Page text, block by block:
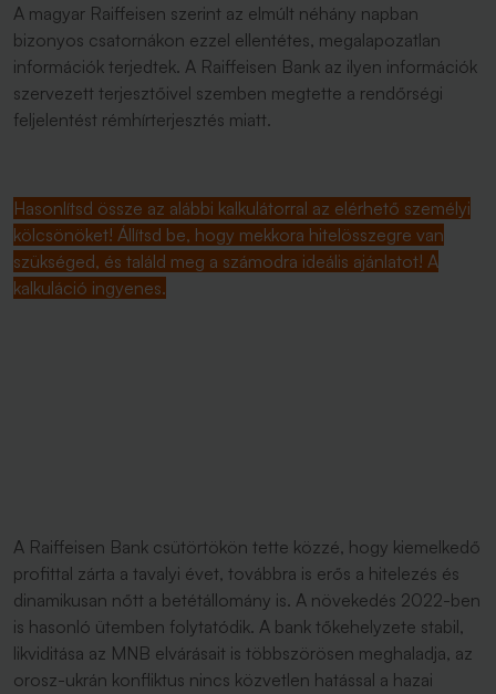
A magyar Raiffeisen szerint az elmúlt néhány napban
bizonyos csatornákon ezzel ellentétes, megalapozatlan
információk terjedtek. A Raiffeisen Bank az ilyen információk
szervezett terjesztőivel szemben megtette a rendőrségi
feljelentést rémhírterjesztés miatt.
Hasonlítsd össze az alábbi kalkulátorral az elérhető személyi
kölcsönöket! Állítsd be, hogy mekkora hitelösszegre van
szükséged, és találd meg a számodra ideális ajánlatot! A
kalkuláció ingyenes.
A Raiffeisen Bank csütörtökön tette közzé, hogy kiemelkedő
profittal zárta a tavalyi évet, továbbra is erős a hitelezés és
dinamikusan nőtt a betétállomány is. A növekedés 2022-ben
is hasonló ütemben folytatódik. A bank tőkehelyzete stabil,
likviditása az MNB elvárásait is többszörösen meghaladja, az
orosz-ukrán konfliktus nincs közvetlen hatással a hazai